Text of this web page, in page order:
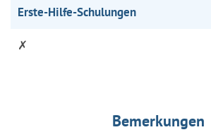
Erste-Hilfe-Schulungen
✗
Bemerkungen